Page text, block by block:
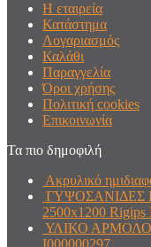
Η εταιρεία
Κατάστημα
Λογαριασμός
Καλάθι
Παραγγελία
Όροι χρήσης
Πολιτική cookies
Επικοινωνία
Τα πιο δημοφιλή
Ακρυλικό
ΓΥΨΟΣΑΝΙΔΕΣ
2500x1200 Rigips
ΥΛΙΚΟ